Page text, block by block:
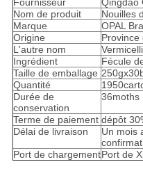
Fournisseur
Qingdao
Nom de produit
Nouilles
Marque
OPAL
Origine
Province
L'autre nom
Ingrédient
Fécule
Taille de emballage
Quantité
Durée de
conservation
36moths
Terme de paiement dépôt
Délai de livraison
Un mois
Port de chargementPort de